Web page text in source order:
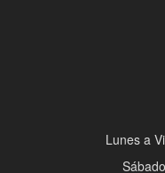
Lunes a